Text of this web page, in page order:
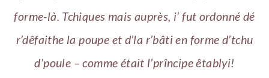
forme-là. Tchiques mais auprès, i’ fut ordonné dé
r’dêfaithe la poupe et d’la r’bâti en forme d’tchu
d’poule – comme était l’prîncipe êtablyi!